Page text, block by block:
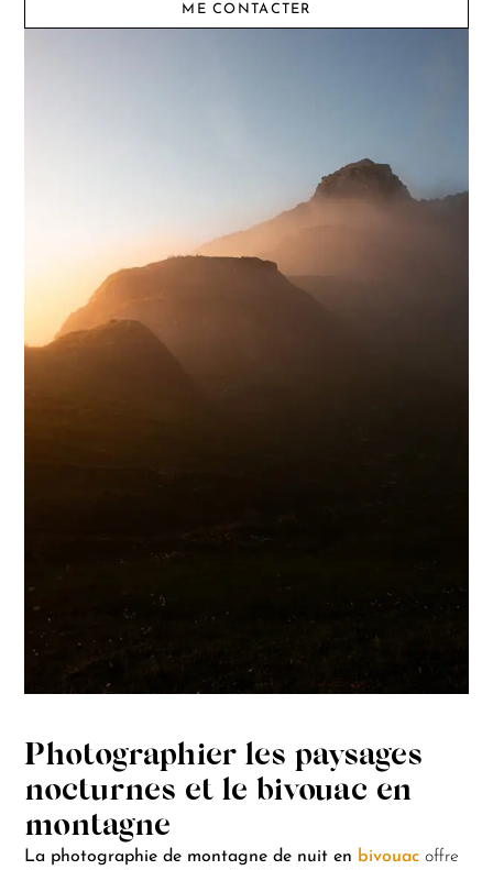
ME CONTACTER
Photographier les paysages
nocturnes et le bivouac en
montagne
La photographie de montagne de nuit en bivouac offre